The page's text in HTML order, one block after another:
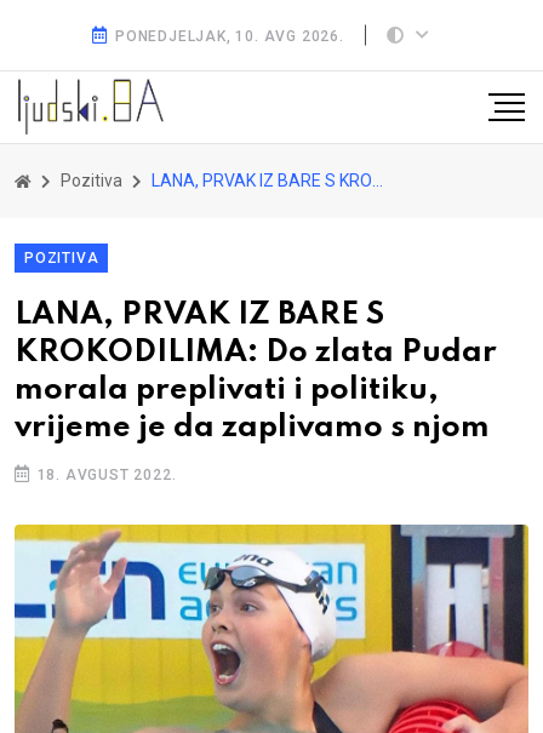
PONEDJELJAK, 10. AVG 2026.
Pozitiva LANA, PRVAK IZ BARE S KROKODILIMA: Do zlata Pudar morala preplivati i politiku, vrijeme je da zaplivamo s njom
POZITIVA
LANA, PRVAK IZ BARE S
KROKODILIMA: Do zlata Pudar
morala preplivati i politiku,
vrijeme je da zaplivamo s njom
18. AVGUST 2022.